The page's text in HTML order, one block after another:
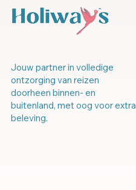
Jouw partner in volledige
ontzorging van reizen
doorheen binnen- en
buitenland, met oog voor extra
beleving.